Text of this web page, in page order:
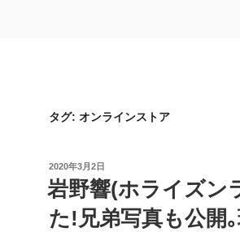
タグ: オンラインストア
投
稿
日:
2020年3月2日
岩野響(ホライズン
た!兄弟写真も公開